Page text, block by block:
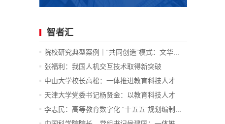
智者汇
院校研究典型案例｜“共同创造”模式：文华...
张福利：我国人机交互技术取得新突破
中山大学校长高松：一体推进教育科技人才
发...
天津大学党委书记杨贤金：以教育科技人才
一...
李志民：高等教育数字化 “十五五”规划编制...